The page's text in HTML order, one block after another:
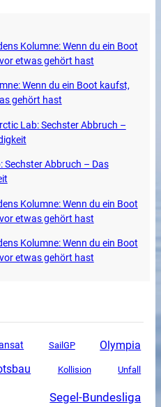
Kolumne: Wenn du ein Boot
etwas gehört hast
Wenn du ein Boot kaufst,
gehört hast
Lab: Sechster Abbruch –
Sechster Abbruch – Das
Kolumne: Wenn du ein Boot
etwas gehört hast
Kolumne: Wenn du ein Boot
etwas gehört hast
SailGP Olympia
Kollision Unfall
Segel-Bundesliga